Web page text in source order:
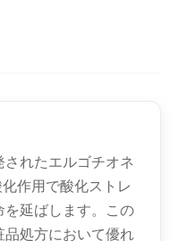
れたエルゴチオネ
作用で酸化ストレ
延ばします。この
処方において優れ